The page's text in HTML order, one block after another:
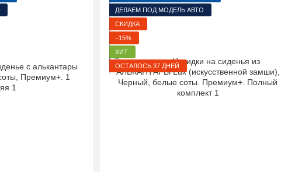
ДЕЛАЕМ ПОД МОДЕЛЬ АВТО
СКИДКА
−15%
ХИТ
ОСТАЛОСЬ 37 ДНЕЙ